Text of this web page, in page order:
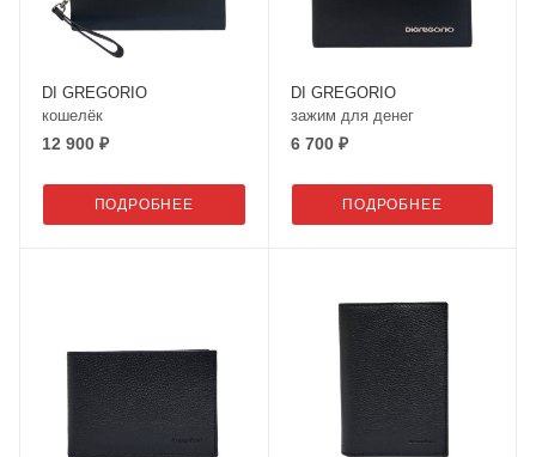
DI GREGORIO
кошелёк
12 900 ₽
ПОДРОБНЕЕ
DI GREGORIO
зажим для денег
6 700 ₽
ПОДРОБНЕЕ